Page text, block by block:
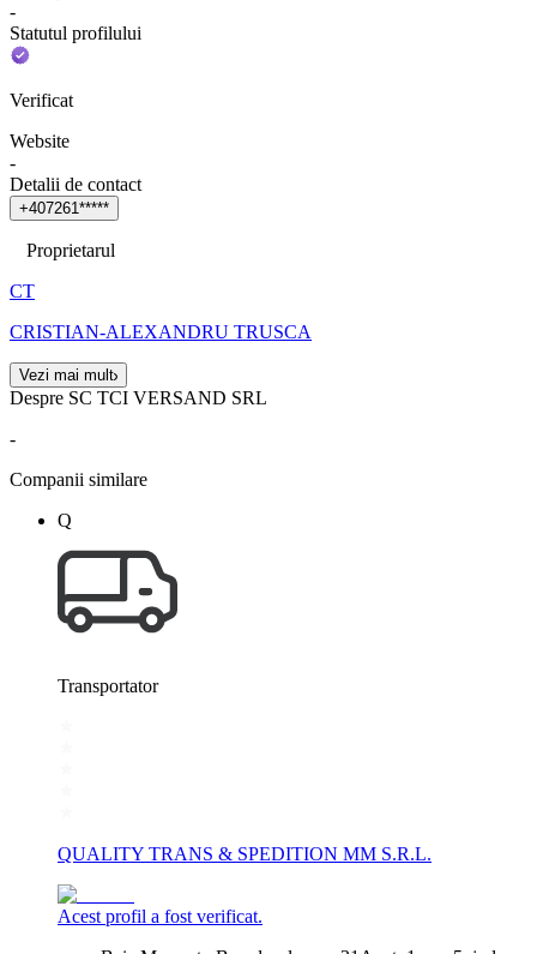
-
Statutul profilului
Verificat
Website
-
Detalii de contact
+407261 *****
Proprietarul
CT
CRISTIAN-ALEXANDRU TRUSCA
Vezi mai mult
Despre SC TCI VERSAND SRL
-
Companii similare
Q
Transportator
QUALITY TRANS & SPEDITION MM S.R.L.
Acest profil a fost verificat.